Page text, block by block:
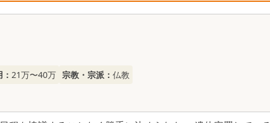
21万〜40万 宗教・宗派： 仏教